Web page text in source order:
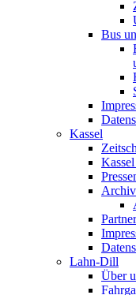
Bus
Kassel
Archiv
Lahn-Dill
Über